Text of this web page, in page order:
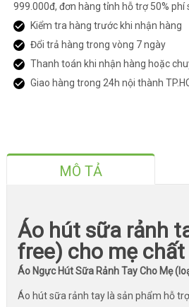
999.000đ, đơn hàng tỉnh hỗ trợ 50% phí
Kiểm tra hàng trước khi nhận hàng
Đổi trả hàng trong vòng 7 ngày
Thanh toán khi nhận hàng hoặc
Giao hàng trong 24h nội thành
MÔ TẢ
Áo hút sữa rảnh
free) cho mẹ
Áo Ngực Hút Sữa Rảnh Tay Cho Mẹ
Áo hút sữa rảnh tay là sản phẩm hỗ